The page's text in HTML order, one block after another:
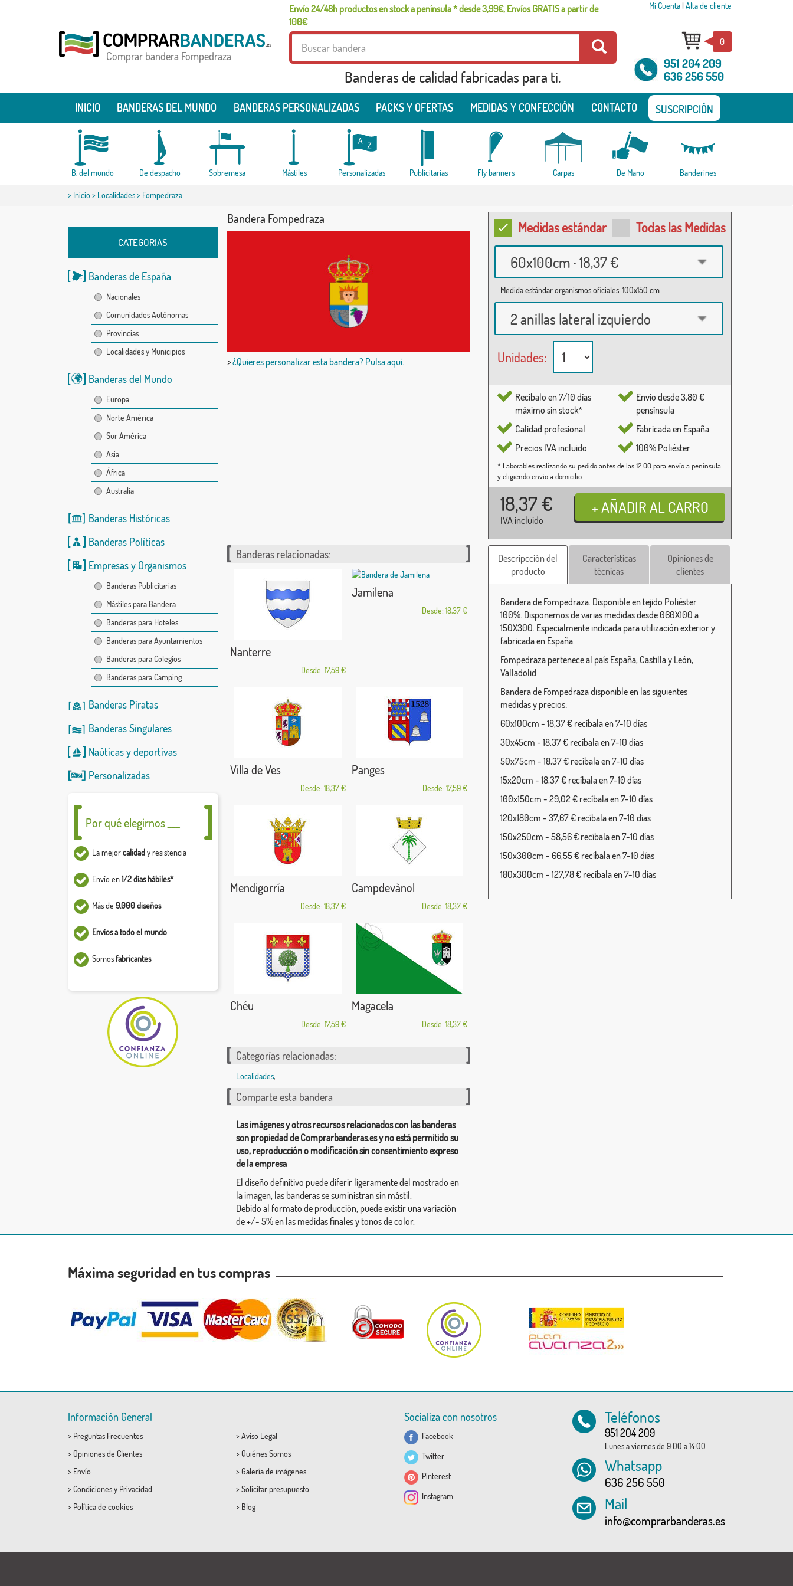
Envío 24/48h productos en stock a península * desde 3,99€, Envíos GRATIS a partir de
100€
Mi Cuenta| Alta de cliente
Comprar bandera Fompedraza
Banderas de calidad fabricadas para ti.
0
951 204 209
636 256 550
INICIO BANDERAS DEL MUNDO BANDERAS PERSONALIZADAS PACKS Y OFERTAS MEDIDAS Y CONFECCIÓN CONTACTO SUSCRIPCIÓN
B. del mundo De despacho Sobremesa Mástiles Personalizadas Publicitarias Fly banners Carpas De Mano Banderines
> Inicio> Localidades> Fompedraza
CATEGORIAS
Banderas de España
Nacionales
Comunidades Autónomas
Provincias
Localidades y Municipios
Banderas del Mundo
Europa
Norte América
Sur América
Asia
África
Australia
Banderas Históricas
Banderas Políticas
Empresas y Organismos
Banderas Publicitarias
Mástiles para Bandera
Banderas para Hoteles
Banderas para Ayuntamientos
Banderas para Colegios
Banderas para Camping
Banderas Piratas
Banderas Singulares
Naúticasydeportivas
Personalizadas
Por qué elegirnos ___
La mejorcalidady resistencia
Envío en1/2 días hábiles*
Más de 9.000 diseños
Envíos a todo el mundo
Somosfabricantes
Bandera Fompedraza
>¿Quieres personalizar esta bandera? Pulsa aquí.
Medidas estándar Todas las Medidas
60x100cm · 18,37 €
Medida estándar organismos oficiales: 100x150 cm
2 anillas lateral izquierdo
Unidades:
Recíbalo en 7/10 días
máximo sin stock*
Calidad profesional
Precios IVA incluido
Envío desde 3,80 €
pensínsula
Fabricada en España
100% Poliéster
* Laborables realizando su pedido antes de las 12:00 para envío a península
y eligiendo envío a domicilio.
18,37 €
IVA incluido
Banderas relacionadas:
Nanterre
Desde: 17,59 €
Jamilena
Desde: 18,37 €
Villa de Ves
Desde: 18,37 €
Panges
Desde: 17,59 €
Mendigorría
Desde: 18,37 €
Campdevànol
Desde: 18,37 €
Chéu
Desde: 17,59 €
Magacela
Desde: 18,37 €
Categorías relacionadas:
Localidades,
Comparte esta bandera
Las imágenes y otros recursos relacionados con las banderas
son propiedad de Comprarbanderas.es y no está permitido su
uso, reproducción o modificación sin consentimiento expreso
de la empresa
El diseño definitivo puede diferir ligeramente del mostrado en
la imagen, las banderas se suministran sin mástil.
Debido al formato de producción, puede existir una variación
de +/- 5% en las medidas finales y tonos de color.
Descripcción del
producto
Características
técnicas
Opiniones de
clientes
Bandera de Fompedraza. Disponible en tejido Poliéster
100%. Disponemos de varias medidas desde 060X100 a
150X300. Especialmente indicada para utilización exterior y
fabricada en España.
Fompedraza pertenece al país España, Castilla y León,
Valladolid
Bandera de Fompedraza disponible en las siguientes
medidas y precios:
60x100cm - 18,37 € recíbala en 7-10 días
30x45cm - 18,37 € recíbala en 7-10 días
50x75cm - 18,37 € recíbala en 7-10 días
15x20cm - 18,37 € recíbala en 7-10 días
100x150cm - 29,02 € recíbala en 7-10 días
120x180cm - 37,67 € recíbala en 7-10 días
150x250cm - 58,56 € recíbala en 7-10 días
150x300cm - 66,55 € recíbala en 7-10 días
180x300cm - 127,78 € recíbala en 7-10 días
Máxima seguridad en tus compras
Información General
> Preguntas Frecuentes
> Opiniones de Clientes
> Envío
> Condicionesy Privacidad
> Política de cookies
> Aviso Legal
> Quiénes Somos
> Galería de imágenes
> Solicitar presupuesto
> Blog
Socializa con nosotros
Facebook
Twitter
Pinterest
Instagram
Teléfonos
951 204 209
Lunes a viernes de 9:00 a 14:00
Whatsapp
636 256 550
Mail
info@comprarbanderas.es